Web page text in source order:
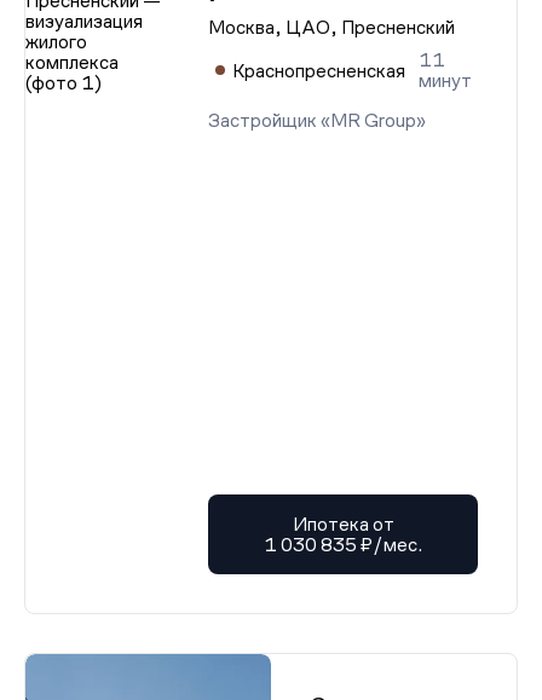
Москва, ЦАО, Пресненский
Краснопресненская
11
минут
Застройщик «MR Group»
Ипотека от
1 030 835 ₽/мес.